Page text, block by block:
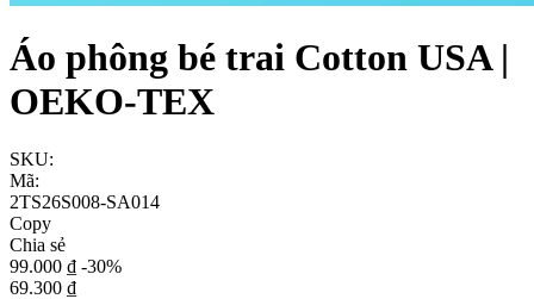
Áo phông bé trai Cotton USA |
OEKO-TEX
SKU:
Mã:
2TS26S008-SA014
Copy
Chia sẻ
99.000 ₫ -30%
69.300 ₫